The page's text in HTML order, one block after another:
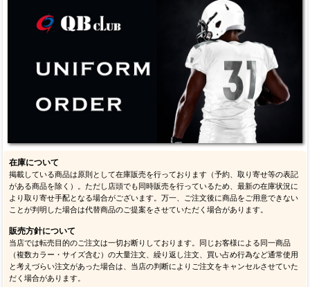
在庫について
掲載している商品は原則として在庫販売を行っております（予約、取り寄せ等の表記
がある商品を除く）。ただし店頭でも同時販売を行っているため、最新の在庫状況に
より取り寄せ手配となる場合がございます。万一、ご注文後に商品をご用意できない
ことが判明した場合は代替商品のご提案をさせていただく場合があります。
販売方針について
当店では転売目的のご注文は一切お断りしております。同じお客様による同一商品
（複数カラー・サイズ含む）の大量注文、繰り返し注文、買い占め行為など通常使用
と考えづらい注文があった場合は、当店の判断によりご注文をキャンセルさせていた
だく場合があります。